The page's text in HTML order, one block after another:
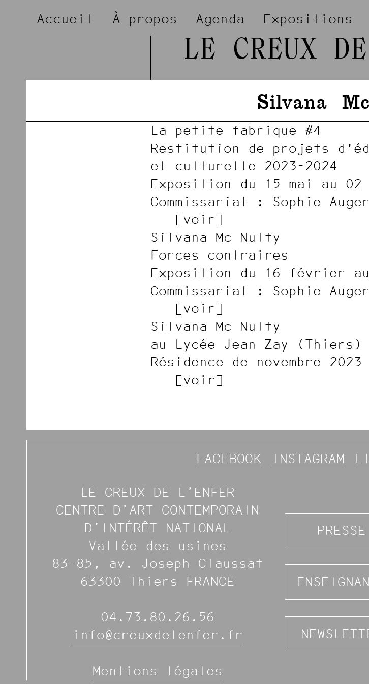
Accueil À propos Agenda Expositions
LE CREUX
Silvana
La petite fabrique #4
Restitution de projets
et culturelle 2023-2024
Exposition du 15 mai au
Commissariat : Sophie
voir
Silvana Mc Nulty
Forces contraires
Exposition du 16 février
Commissariat : Sophie
voir
Silvana Mc Nulty
au Lycée Jean Zay (Thiers)
Résidence de novembre
voir
FACEBOOK INSTAGRAM
LE CREUX DE L’ENFER
CENTRE D’ART CONTEMPORAIN
D’INTÉRÊT NATIONAL
Vallée des usines
83-85, av. Joseph Claussat
63300 Thiers FRANCE
04.73.80.26.56
info@creuxdelenfer.fr
Mentions légales
PRESSE